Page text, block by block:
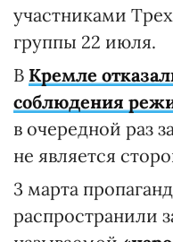
участниками
группы 22 июля.
В Кремле
соблюдения
в очередной раз
не является
3 марта
распространили